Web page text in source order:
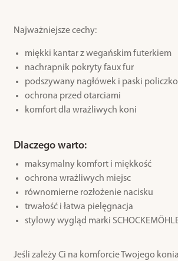
Najważniejsze cechy:
miękki kantar z wegańskim futerkiem
nachrapnik pokryty faux fur
podszywany nagłówek i paski
ochrona przed otarciami
komfort dla wrażliwych koni
Dlaczego warto:
maksymalny komfort i miękkość
ochrona wrażliwych miejsc
równomierne rozłożenie nacisku
trwałość i łatwa pielęgnacja
stylowy wygląd marki
Jeśli zależy Ci na komforcie Twojego